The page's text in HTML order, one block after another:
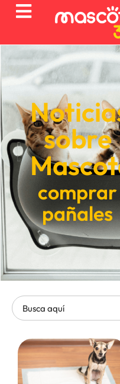
sobre
comprar
pañales